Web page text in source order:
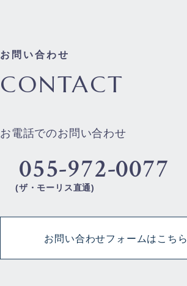
お問い合わせ
CONTACT
お電話でのお問い合わせ
055-972-0077
(ザ・モーリス直通)
お問い合わせフォームはこちら